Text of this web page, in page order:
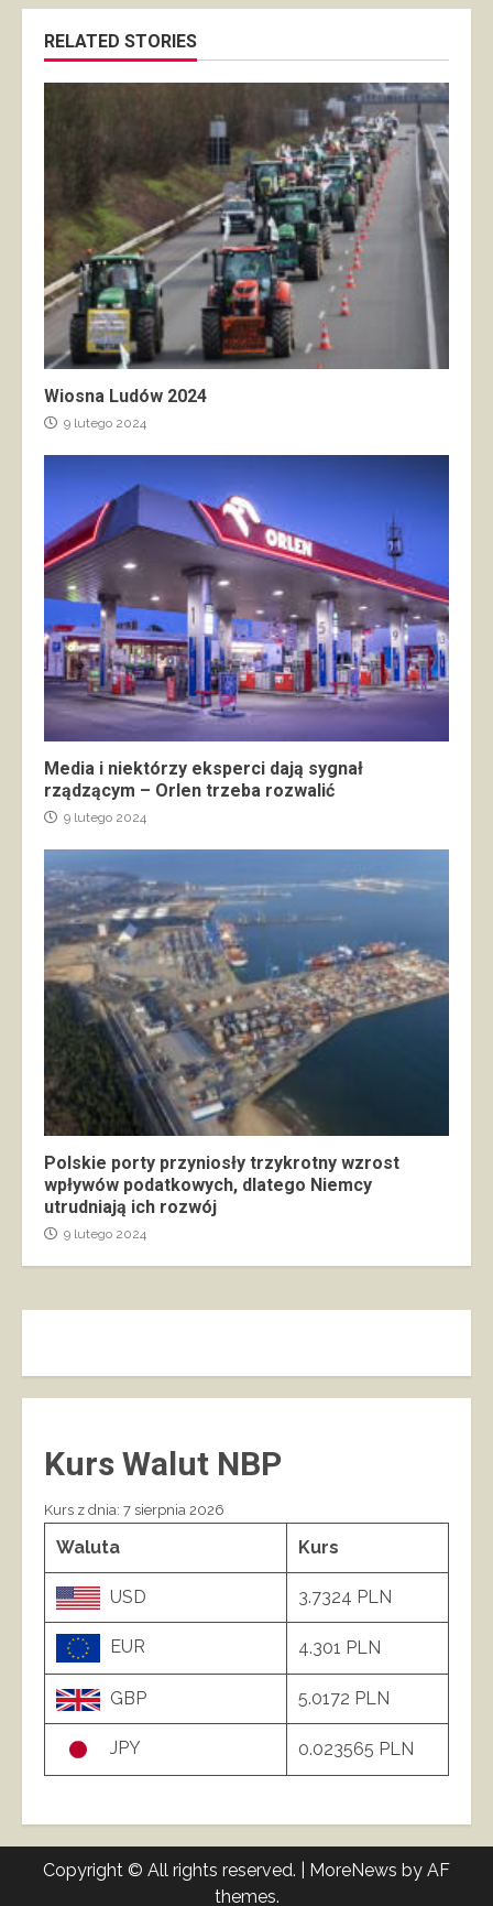
RELATED STORIES
Wiosna Ludów 2024
9 lutego 2024
Media i niektórzy eksperci dają sygnał
rządzącym – Orlen trzeba rozwalić
9 lutego 2024
Polskie porty przyniosły trzykrotny wzrost
wpływów podatkowych, dlatego Niemcy
utrudniają ich rozwój
9 lutego 2024
Kurs Walut NBP
Kurs z dnia: 7 sierpnia 2026
Waluta Kurs
USD 3.7324 PLN
EUR 4.301 PLN
GBP 5.0172 PLN
JPY 0.023565 PLN
Copyright © All rights reserved. MoreNews by AF
themes.